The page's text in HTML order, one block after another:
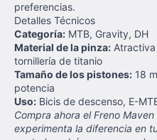
preferencias.
Detalles Técnicos
Categoría: MTB, Gravity, DH
Material de la pinza:
tornillería de titanio
Tamaño de los pistones: 18
potencia
Uso: Bicis de descenso, E-
Compra ahora el Freno
experimenta la diferencia en